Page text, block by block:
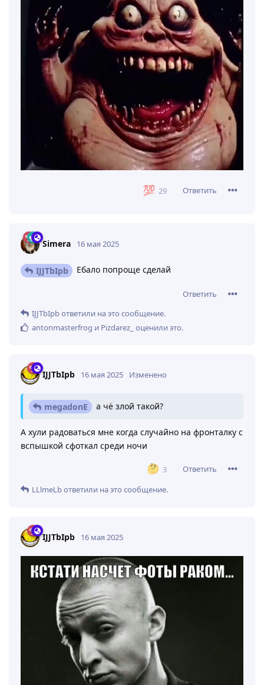
29 Ответить
Simera 16 мая 2025
IJJTbIpb Ебало попроще сделай
Ответить
IJJTbIpbответили на это сообщение.
antonmasterfrog и Pizdarez_ оценили это.
IJJTbIpb 16 мая 2025 Изменено
megadonE а чё злой такой?
А хули радоваться мне когда случайно на фронталку с
вспышкой сфоткал среди ночи
3
Ответить
LLlmeLbответили на это сообщение.
IJJTbIpb 16 мая 2025